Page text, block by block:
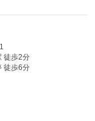
徒歩2分
徒歩6分